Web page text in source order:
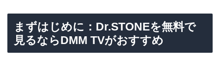
まずはじめに：Dr.STONEを無料で
見るならDMM TVがおすすめ